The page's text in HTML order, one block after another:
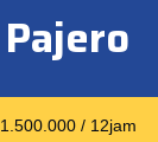
Pajero
1.500.000 / 12jam